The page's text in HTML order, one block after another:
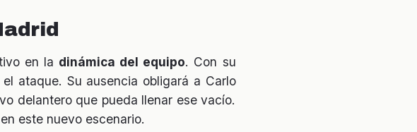
en la dinámica del equipo. Con su
ataque. Su ausencia obligará a Carlo
delantero que pueda llenar ese vacío.
este nuevo escenario.